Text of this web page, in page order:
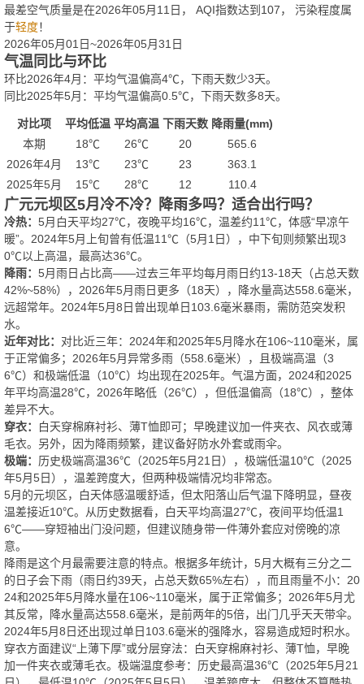
最差空气质量是在2026年05月11日， AQI指数达到107， 污染程度属
于轻度！
2026年05月01日~2026年05月31日
气温同比与环比
环比2026年4月：平均气温偏高4℃，下雨天数少3天。
同比2025年5月：平均气温偏高0.5℃，下雨天数多8天。
对比项 平均低温 平均高温 下雨天数 降雨量(mm)
本期
18℃ 26℃ 20
565.6
2026年4月
13℃ 23℃ 23
363.1
2025年5月
15℃ 28℃ 12 110.4
广元元坝区5月冷不冷？降雨多吗？适合出行吗？
冷热： 5月白天平均27℃，夜晚平均16℃，温差约11℃，体感“早凉午
暖”。2024年5月上旬曾有低温11℃（5月1日），中下旬则频繁出现3
0℃以上高温，最高达36℃。
降雨： 5月雨日占比高——过去三年平均每月雨日约13-18天（占总天数
42%~58%），2026年5月雨日更多（18天），降水量高达558.6毫米，
远超常年。2024年5月8日曾出现单日103.6毫米暴雨，需防范突发积
水。
近年对比： 对比近三年：2024年和2025年5月降水在106~110毫米，属
于正常偏多；2026年5月异常多雨（558.6毫米），且极端高温（3
6℃）和极端低温（10℃）均出现在2025年。气温方面，2024和2025
年平均高温28℃，2026年略低（26℃），但低温偏高（18℃），整体
差异不大。
穿衣：
白天穿棉麻衬衫、薄T恤即可；早晚建议加一件夹衣、风衣或薄
毛衣。另外，因为降雨频繁，建议备好防水外套或雨伞。
极端： 历史极端高温36℃（2025年5月21日），极端低温10℃（2025
年5月5日），温差跨度大，但两种极端情况均非常态。
5月的元坝区，白天体感温暖舒适，但太阳落山后气温下降明显，昼夜
温差接近10℃。从历史数据看，白天平均高温27℃，夜间平均低温1
6℃——穿短袖出门没问题，但建议随身带一件薄外套应对傍晚的凉
意。
降雨是这个月最需要注意的特点。根据多年统计，5月大概有三分之二
的日子会下雨（雨日约39天，占总天数65%左右），而且雨量不小：20
24和2025年5月降水量在106~110毫米，属于正常偏多；2026年5月尤
其反常，降水量高达558.6毫米，是前两年的5倍，出门几乎天天带伞。
2024年5月8日还出现过单日103.6毫米的强降水，容易造成短时积水。
穿衣方面建议“上薄下厚”或分层穿法：白天穿棉麻衬衫、薄T恤，早晚
加一件夹衣或薄毛衣。极端温度参考：历史最高温36℃（2025年5月21